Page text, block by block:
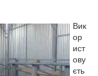
Вик
ор
ист
ову
єть